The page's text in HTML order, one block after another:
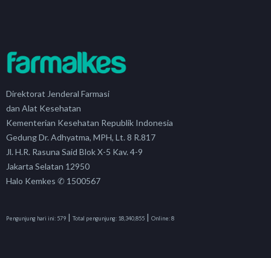
Direktorat Jenderal Farmasi
dan Alat Kesehatan
Kementerian Kesehatan Republik Indonesia
Gedung Dr. Adhyatma, MPH, Lt. 8 R.817
Jl. H.R. Rasuna Said Blok X-5 Kav. 4-9
Jakarta Selatan 12950
Halo Kemkes ✆ 1500567
Pengunjung hari ini: 579 | Total pengunjung: 18,340,855 | Online:8